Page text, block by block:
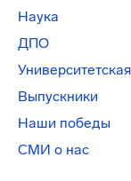
Наука
ДПО
Выпускники
Наши победы
СМИ о нас